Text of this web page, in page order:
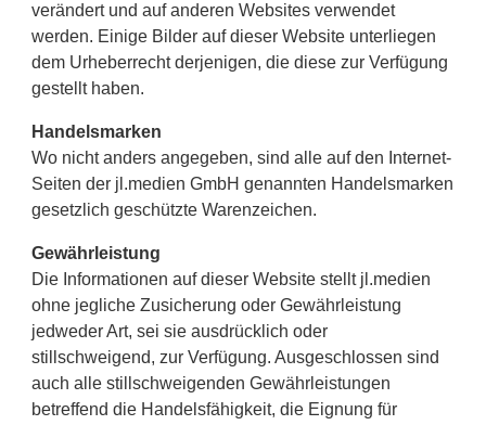
verändert und auf anderen Websites verwendet
werden. Einige Bilder auf dieser Website unterliegen
dem Urheberrecht derjenigen, die diese zur Verfügung
gestellt haben.
Handelsmarken
Wo nicht anders angegeben, sind alle auf den Internet-
Seiten der jl.medien GmbH genannten Handelsmarken
gesetzlich geschützte Warenzeichen.
Gewährleistung
Die Informationen auf dieser Website stellt jl.medien
ohne jegliche Zusicherung oder Gewährleistung
jedweder Art, sei sie ausdrücklich oder
stillschweigend, zur Verfügung. Ausgeschlossen sind
auch alle stillschweigenden Gewährleistungen
betreffend die Handelsfähigkeit, die Eignung für